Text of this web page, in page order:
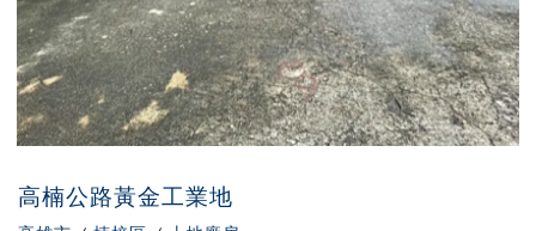
高楠公路黃金工業地